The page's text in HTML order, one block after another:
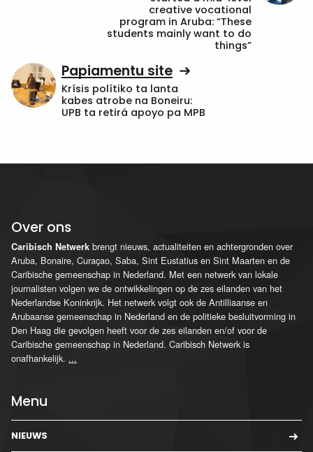
creative vocational
program in Aruba: “These
students mainly want to do
things”
Papiamentu site
Krísis polítiko ta lanta
kabes atrobe na Boneiru:
UPB ta retirá apoyo pa MPB
Over ons
Caribisch Netwerk brengt nieuws, actualiteiten en achtergronden over
Aruba, Bonaire, Curaçao, Saba, Sint Eustatius en Sint Maarten en de
Caribische gemeenschap in Nederland. Met een netwerk van lokale
journalisten volgen we de ontwikkelingen op de zes eilanden van het
Nederlandse Koninkrijk. Het netwerk volgt ook de Antilliaanse en
Arubaanse gemeenschap in Nederland en de politieke besluitvorming in
Den Haag die gevolgen heeft voor de zes eilanden en/of voor de
Caribische gemeenschap in Nederland. Caribisch Netwerk is
onafhankelijk. ...
Menu
NIEUWS